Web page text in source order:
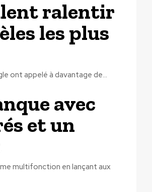
ralentir
les plus
ont appelé à davantage de...
avec
et un
multifonction en lançant aux